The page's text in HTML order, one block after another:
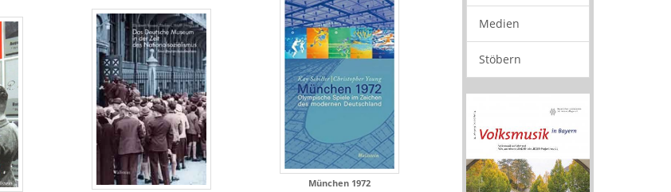
München 1972
Medien
Stöbern